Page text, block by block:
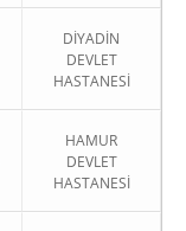
DİYADİN
DEVLET
HASTANESİ
HAMUR
DEVLET
HASTANESİ